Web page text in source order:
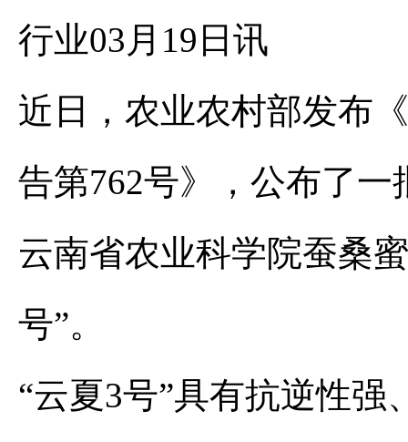
行业03月19日讯
近日，农业农村部发布
告第762号》，公布了
云南省农业科学院蚕桑
号”。
“云夏3号”具有抗逆性